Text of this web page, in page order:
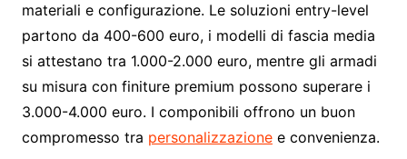
materiali e configurazione. Le soluzioni entry-level
partono da 400-600 euro, i modelli di fascia media
si attestano tra 1.000-2.000 euro, mentre gli armadi
su misura con finiture premium possono superare i
3.000-4.000 euro. I componibili offrono un buon
compromesso tra personalizzazionee convenienza.